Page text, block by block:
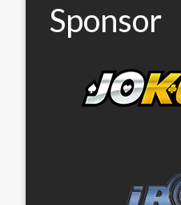
Sponsor